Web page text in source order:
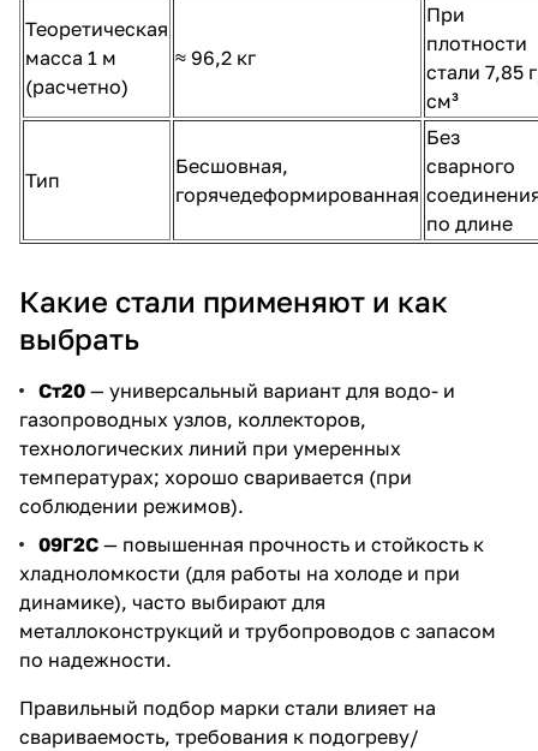
Теоретическая
масса 1 м
(расчетно)
≈ 96,2 кг
При
плотности
стали 7,85
см³
Тип
Бесшовная,
горячедеформированная
Без
сварного
по длине
Какие стали применяют и как
выбрать
Ст20 — универсальный вариант для водо- и
газопроводных узлов, коллекторов,
технологических линий при умеренных
температурах; хорошо сваривается (при
соблюдении режимов).
09Г2С — повышенная прочность и стойкость к
хладноломкости (для работы на холоде и при
динамике), часто выбирают для
металлоконструкций и трубопроводов с запасом
по надежности.
Правильный подбор марки стали влияет на
свариваемость, требования к подогреву/